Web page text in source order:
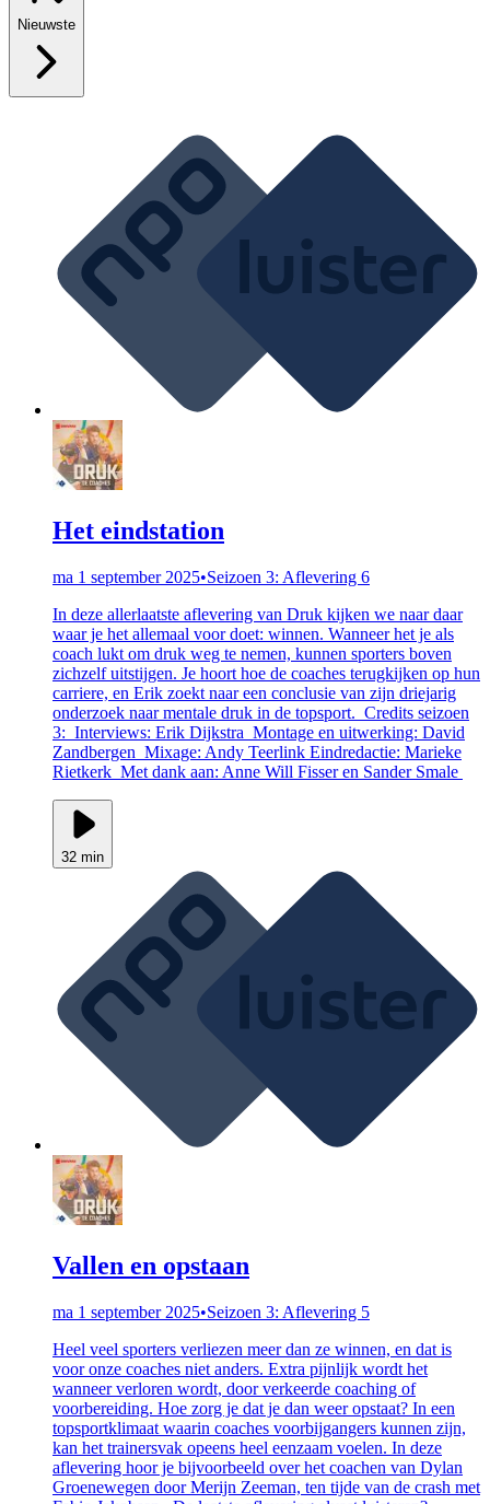
Nieuwste
Het eindstation
ma 1 september 2025•Seizoen 3: Aflevering 6
In deze allerlaatste aflevering van Druk kijken we naar daar
waar je het allemaal voor doet: winnen. Wanneer het je als
coach lukt om druk weg te nemen, kunnen sporters boven
zichzelf uitstijgen. Je hoort hoe de coaches terugkijken op hun
carriere, en Erik zoekt naar een conclusie van zijn driejarig
onderzoek naar mentale druk in de topsport. Credits seizoen
3: Interviews: Erik Dijkstra Montage en uitwerking: David
Zandbergen Mixage: Andy Teerlink Eindredactie: Marieke
Rietkerk Met dank aan: Anne Will Fisser en Sander Smale
32 min
Vallen en opstaan
ma 1 september 2025•Seizoen 3: Aflevering 5
Heel veel sporters verliezen meer dan ze winnen, en dat is
voor onze coaches niet anders. Extra pijnlijk wordt het
wanneer verloren wordt, door verkeerde coaching of
voorbereiding. Hoe zorg je dat je dan weer opstaat? In een
topsportklimaat waarin coaches voorbijgangers kunnen zijn,
kan het trainersvak opeens heel eenzaam voelen. In deze
aflevering hoor je bijvoorbeeld over het coachen van Dylan
Groenewegen door Merijn Zeeman, ten tijde van de crash met